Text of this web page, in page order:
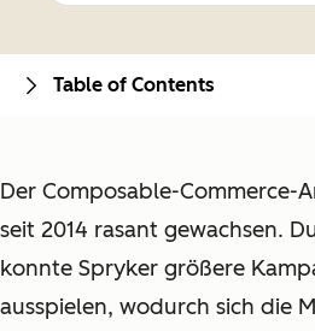
Der Composable-Commerce-
seit 2014 rasant gewachsen.
konnte Spryker größere
ausspielen, wodurch sich die
Table of Contents